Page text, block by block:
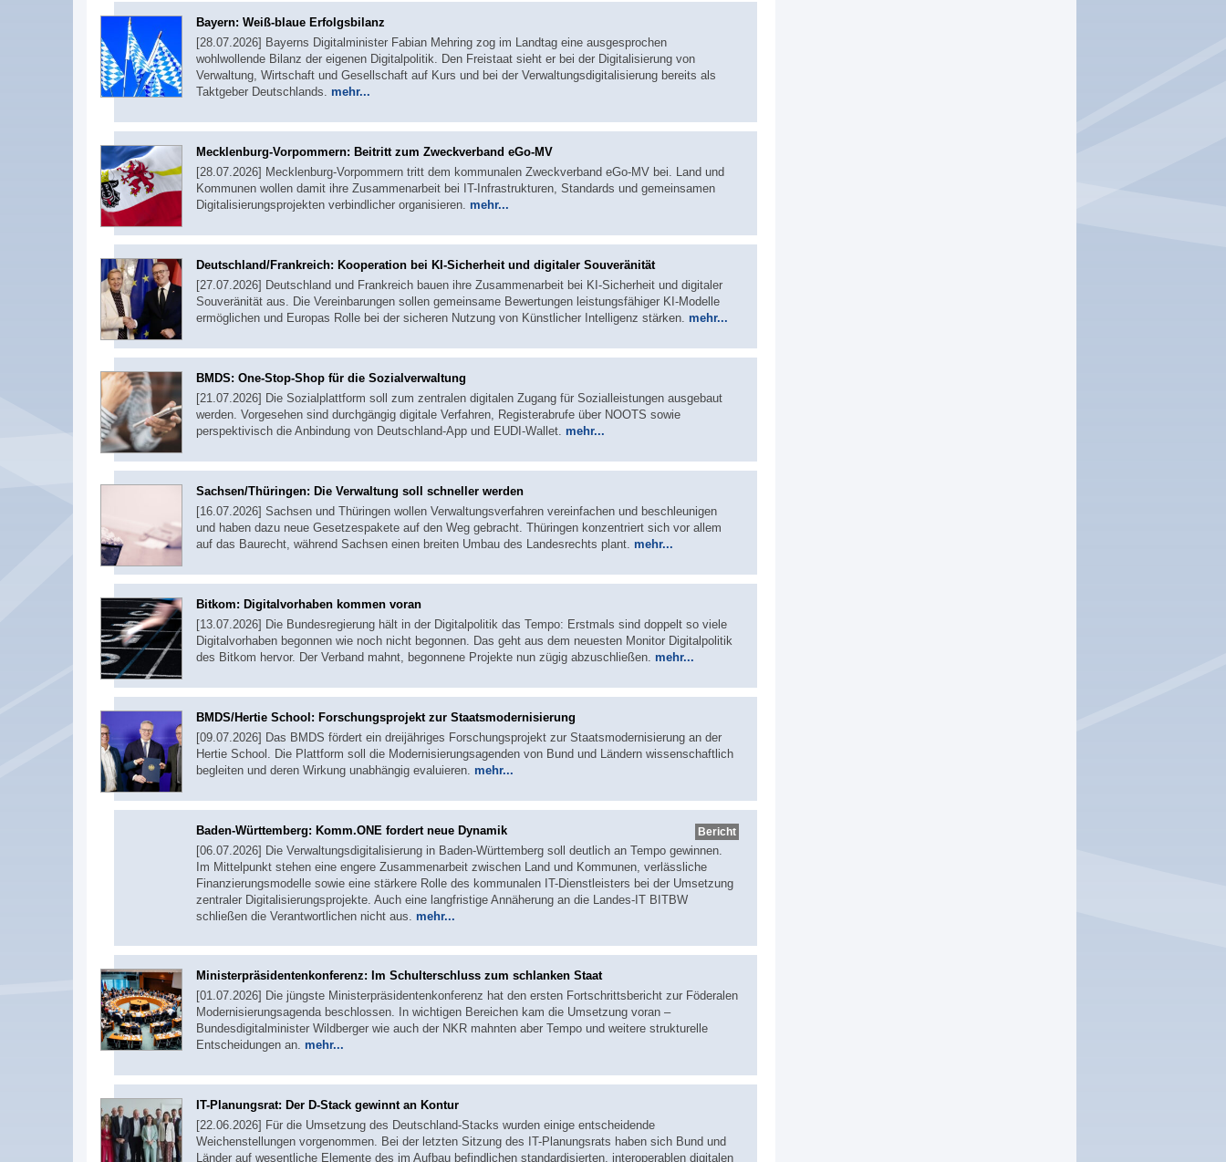
Bayern: Weiß-blaue Erfolgsbilanz
[28.07.2026] Bayerns Digitalminister Fabian Mehring zog im Landtag eine ausgesprochen
wohlwollende Bilanz der eigenen Digitalpolitik. Den Freistaat sieht er bei der Digitalisierung von
Verwaltung, Wirtschaft und Gesellschaft auf Kurs und bei der Verwaltungsdigitalisierung bereits als
Taktgeber Deutschlands. mehr...
Mecklenburg-Vorpommern: Beitritt zum Zweckverband eGo-MV
[28.07.2026] Mecklenburg-Vorpommern tritt dem kommunalen Zweckverband eGo-MV bei. Land und
Kommunen wollen damit ihre Zusammenarbeit bei IT-Infrastrukturen, Standards und gemeinsamen
Digitalisierungsprojekten verbindlicher organisieren. mehr...
Deutschland/Frankreich: Kooperation bei KI-Sicherheit und digitaler Souveränität
[27.07.2026] Deutschland und Frankreich bauen ihre Zusammenarbeit bei KI-Sicherheit und digitaler
Souveränität aus. Die Vereinbarungen sollen gemeinsame Bewertungen leistungsfähiger KI-Modelle
ermöglichen und Europas Rolle bei der sicheren Nutzung von Künstlicher Intelligenz stärken. mehr...
BMDS: One-Stop-Shop für die Sozialverwaltung
[21.07.2026] Die Sozialplattform soll zum zentralen digitalen Zugang für Sozialleistungen ausgebaut
werden. Vorgesehen sind durchgängig digitale Verfahren, Registerabrufe über NOOTS sowie
perspektivisch die Anbindung von Deutschland-App und EUDI-Wallet. mehr...
Sachsen/Thüringen: Die Verwaltung soll schneller werden
[16.07.2026] Sachsen und Thüringen wollen Verwaltungsverfahren vereinfachen und beschleunigen
und haben dazu neue Gesetzespakete auf den Weg gebracht. Thüringen konzentriert sich vor allem
auf das Baurecht, während Sachsen einen breiten Umbau des Landesrechts plant. mehr...
Bitkom: Digitalvorhaben kommen voran
[13.07.2026] Die Bundesregierung hält in der Digitalpolitik das Tempo: Erstmals sind doppelt so viele
Digitalvorhaben begonnen wie noch nicht begonnen. Das geht aus dem neuesten Monitor Digitalpolitik
des Bitkom hervor. Der Verband mahnt, begonnene Projekte nun zügig abzuschließen. mehr...
BMDS/Hertie School: Forschungsprojekt zur Staatsmodernisierung
[09.07.2026] Das BMDS fördert ein dreijähriges Forschungsprojekt zur Staatsmodernisierung an der
Hertie School. Die Plattform soll die Modernisierungsagenden von Bund und Ländern wissenschaftlich
begleiten und deren Wirkung unabhängig evaluieren. mehr...
Bericht
Baden-Württemberg: Komm.ONE fordert neue Dynamik
[06.07.2026] Die Verwaltungsdigitalisierung in Baden-Württemberg soll deutlich an Tempo gewinnen.
Im Mittelpunkt stehen eine engere Zusammenarbeit zwischen Land und Kommunen, verlässliche
Finanzierungsmodelle sowie eine stärkere Rolle des kommunalen IT-Dienstleisters bei der Umsetzung
zentraler Digitalisierungsprojekte. Auch eine langfristige Annäherung an die Landes-IT BITBW
schließen die Verantwortlichen nicht aus. mehr...
Ministerpräsidentenkonferenz: Im Schulterschluss zum schlanken Staat
[01.07.2026] Die jüngste Ministerpräsidentenkonferenz hat den ersten Fortschrittsbericht zur Föderalen
Modernisierungsagenda beschlossen. In wichtigen Bereichen kam die Umsetzung voran –
Bundesdigitalminister Wildberger wie auch der NKR mahnten aber Tempo und weitere strukturelle
Entscheidungen an. mehr...
IT-Planungsrat: Der D-Stack gewinnt an Kontur
[22.06.2026] Für die Umsetzung des Deutschland-Stacks wurden einige entscheidende
Weichenstellungen vorgenommen. Bei der letzten Sitzung des IT-Planungsrats haben sich Bund und
Länder auf wesentliche Elemente des im Aufbau befindlichen standardisierten, interoperablen digitalen